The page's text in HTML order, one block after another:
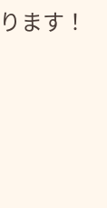
ます！